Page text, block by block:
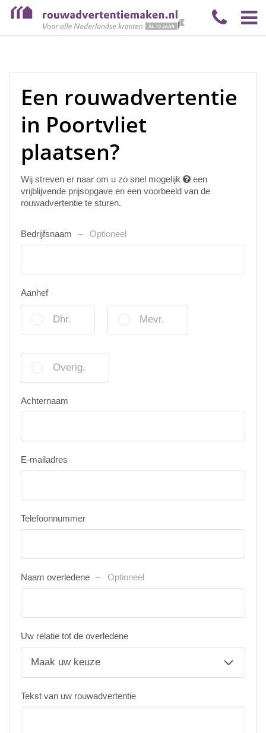
Een rouwadvertentie
in Poortvliet
plaatsen?
Wij streven er naar om u zo snel mogelijk
een
vrijblijvende prijsopgave en een voorbeeld van de
rouwadvertentie te sturen.
Bedrijfsnaam Optioneel
Aanhef
Dhr. Mevr.
Overig.
Achternaam
E-mailadres
Telefoonnummer
Naam overledene Optioneel
Uw relatie tot de overledene
Tekst van uw rouwadvertentie